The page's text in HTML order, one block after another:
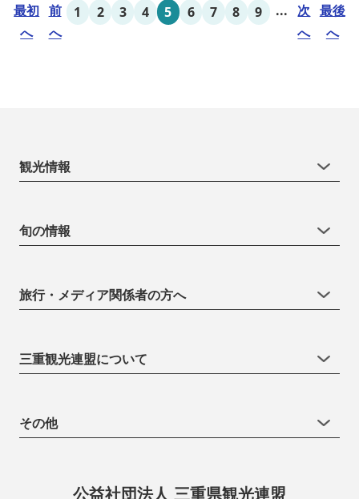
用頂け...
最初
へ
前
へ
1 2 3 4 5 6 7 8 9 ...
次
へ
最後
へ
観光情報
旬の情報
旅行・メディア関係者の方へ
三重観光連盟について
その他
公益社団法人 三重県観光連盟